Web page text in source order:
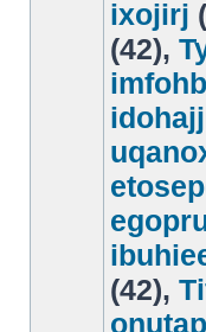
ixojirj
(42),
(42),